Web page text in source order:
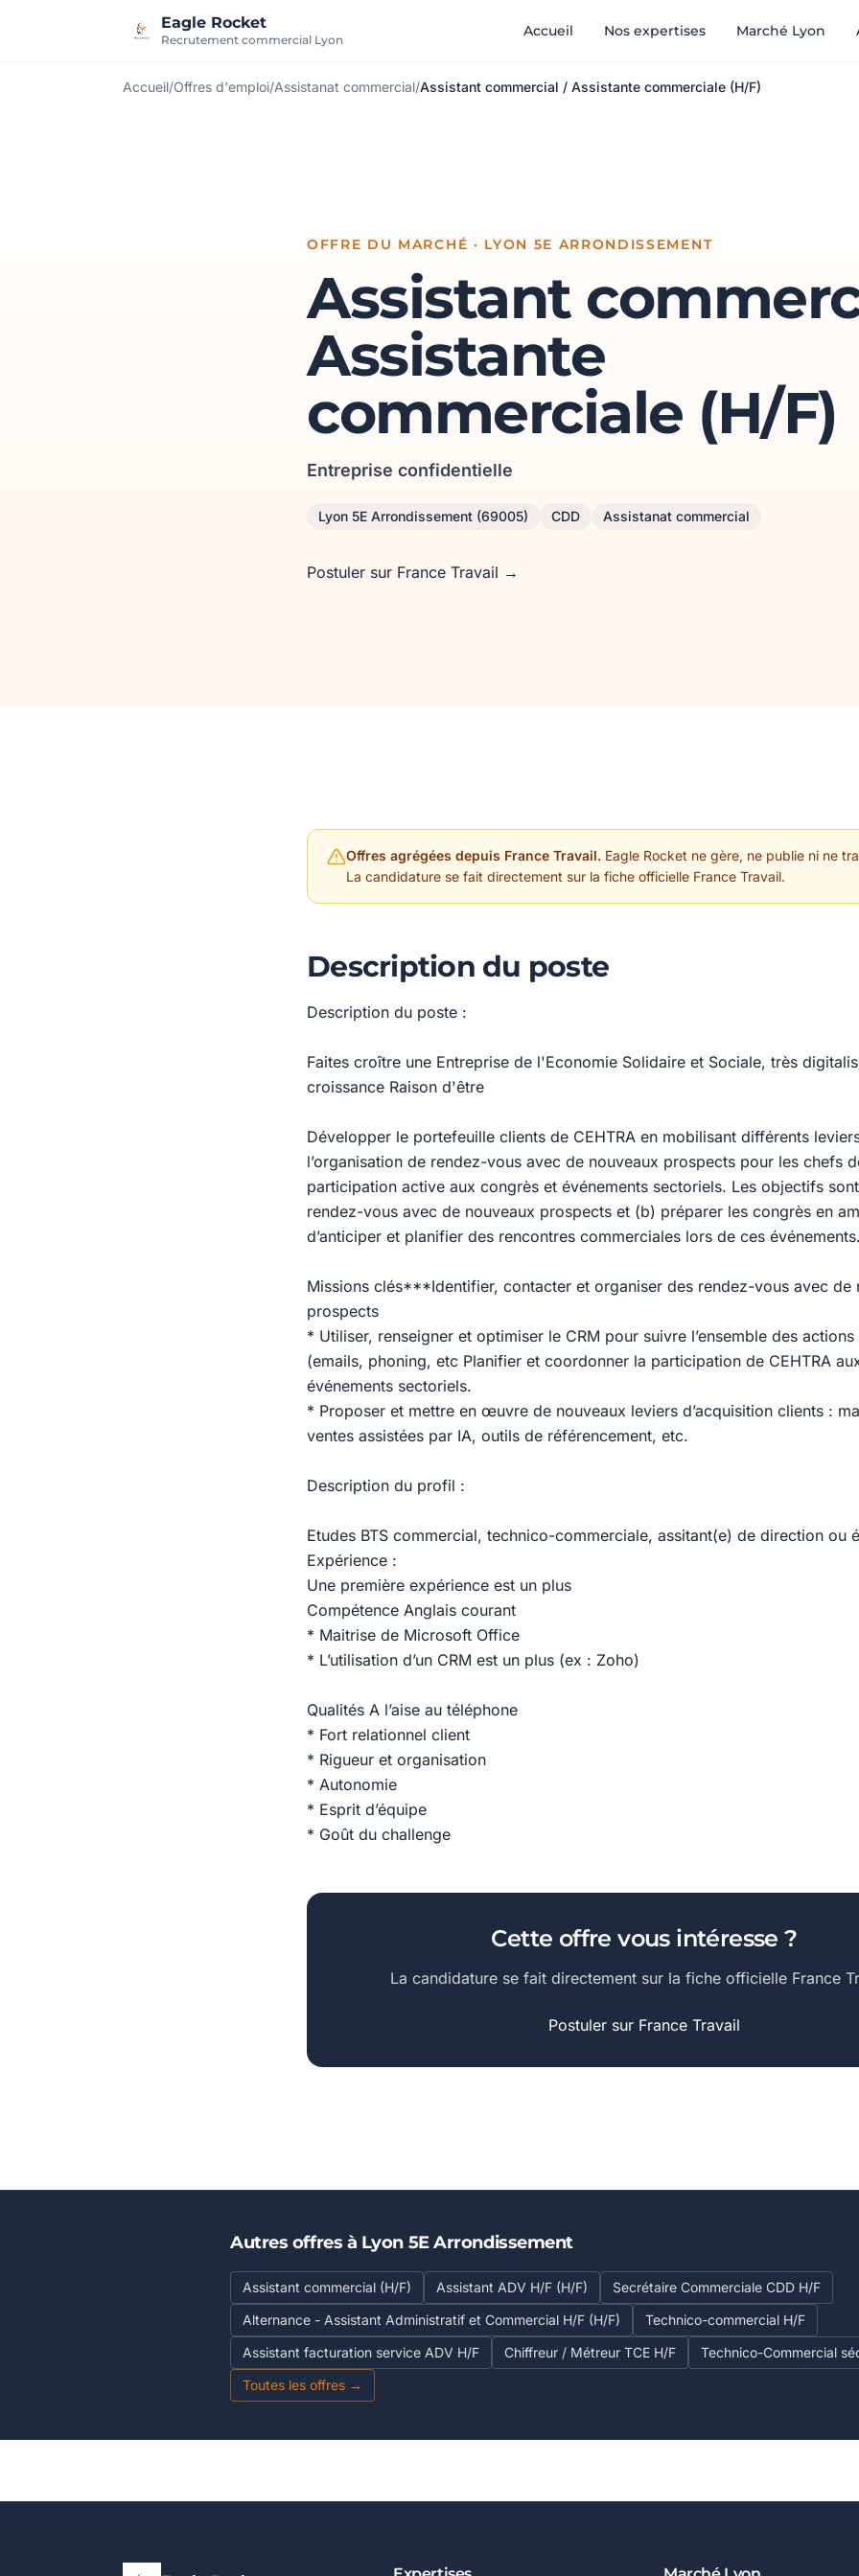
Eagle Rocket
Recrutement commercial Lyon
Accueil Nos expertises Marché Lyon
Accueil/Offres d'emploi/Assistanat commercial/Assistant commercial / Assistante commerciale (H/F)
OFFRE DU MARCHÉ · LYON 5E ARRONDISSEMENT
Assistant
Assistante
commerciale (H/F)
Entreprise confidentielle
Lyon 5E Arrondissement (69005) CDD Assistanat commercial
Postuler sur France Travail →
Offres agrégées depuis France Travail. Eagle Rocket ne gère, ne publie ni ne
La candidature se fait directement sur la fiche officielle France Travail.
Description du poste
Description du poste :
Faites croître une Entreprise de l'Economie Solidaire et Sociale, très
croissance Raison d'être
Développer le portefeuille clients de CEHTRA en mobilisant différents
l’organisation de rendez-vous avec de nouveaux prospects pour les chefs
participation active aux congrès et événements sectoriels. Les objectifs
rendez-vous avec de nouveaux prospects et (b) préparer les congrès en
d’anticiper et planifier des rencontres commerciales lors de ces événements.
Missions clés***Identifier, contacter et organiser des rendez-vous avec de
prospects
* Utiliser, renseigner et optimiser le CRM pour suivre l’ensemble des actions
(emails, phoning, etc Planifier et coordonner la participation de CEHTRA
événements sectoriels.
* Proposer et mettre en œuvre de nouveaux leviers d’acquisition clients :
ventes assistées par IA, outils de référencement, etc.
Description du profil :
Etudes BTS commercial, technico-commerciale, assitant(e) de direction ou
Expérience :
Une première expérience est un plus
Compétence Anglais courant
* Maitrise de Microsoft Office
* L’utilisation d’un CRM est un plus (ex : Zoho)
Qualités A l’aise au téléphone
* Fort relationnel client
* Rigueur et organisation
* Autonomie
* Esprit d’équipe
* Goût du challenge
Cette offre vous intéresse ?
La candidature se fait directement sur la fiche officielle France
Postuler sur France Travail
Autres offres à Lyon 5E Arrondissement
Assistant commercial (H/F) Assistant ADV H/F (H/F)
Secrétaire Commerciale CDD H/F
Alternance - Assistant Administratif et Commercial H/F (H/F)
Technico-commercial H/F
Assistant facturation service ADV H/F
Chiffreur / Métreur TCE H/F
Technico-Commercial
Toutes les offres →